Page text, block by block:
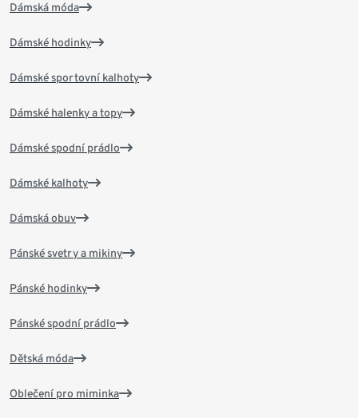
Dámská móda
Dámské hodinky
Dámské sportovní kalhoty
Dámské halenky a topy
Dámské spodní prádlo
Dámské kalhoty
Dámská obuv
Pánské svetry a mikiny
Pánské hodinky
Pánské spodní prádlo
Dětská móda
Oblečení pro miminka